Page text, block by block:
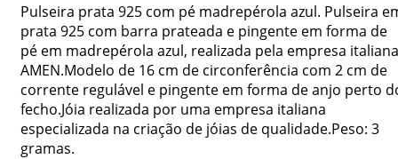
Pulseira prata 925 com pé madrepérola azul. Pulseira
prata 925 com barra prateada e pingente em forma de
pé em madrepérola azul, realizada pela empresa italiana
AMEN.Modelo de 16 cm de circonferência com 2 cm de
corrente regulável e pingente em forma de anjo perto
fecho.Jóia realizada por uma empresa italiana
especializada na criação de jóias de qualidade.Peso: 3
gramas.